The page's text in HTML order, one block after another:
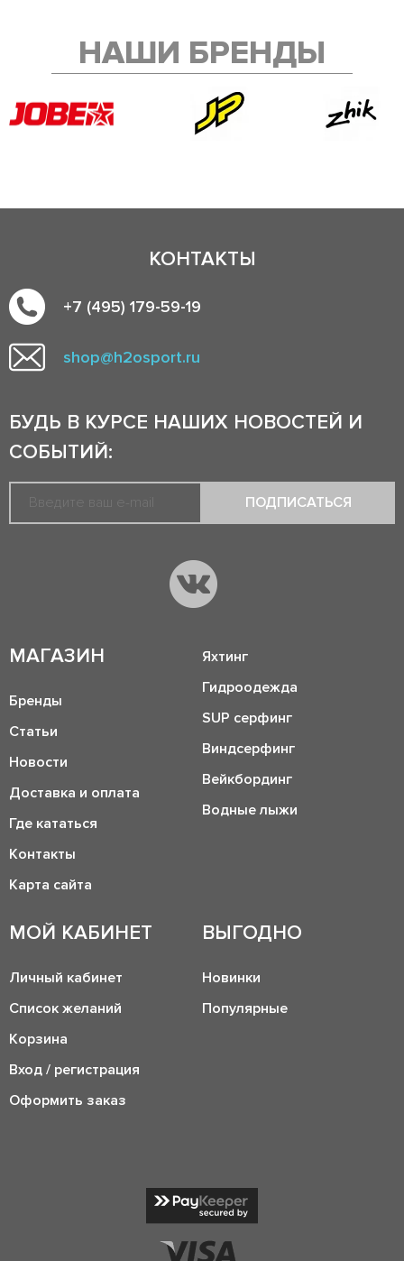
НАШИ БРЕНДЫ
КОНТАКТЫ
+7 (495) 179-59-19
shop@h2osport.ru
БУДЬ В КУРСЕ НАШИХ НОВОСТЕЙ И
СОБЫТИЙ:
ПОДПИСАТЬСЯ
МАГАЗИН
Бренды
Статьи
Новости
Доставка и оплата
Где кататься
Контакты
Карта сайта
Яхтинг
Гидроодежда
SUP серфинг
Виндсерфинг
Вейкбординг
Водные лыжи
МОЙ КАБИНЕТ
Личный кабинет
Список желаний
Корзина
Вход / регистрация
Оформить заказ
ВЫГОДНО
Новинки
Популярные